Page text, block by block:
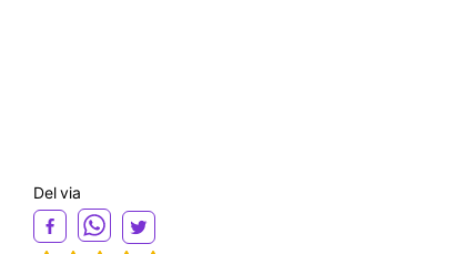
Del via